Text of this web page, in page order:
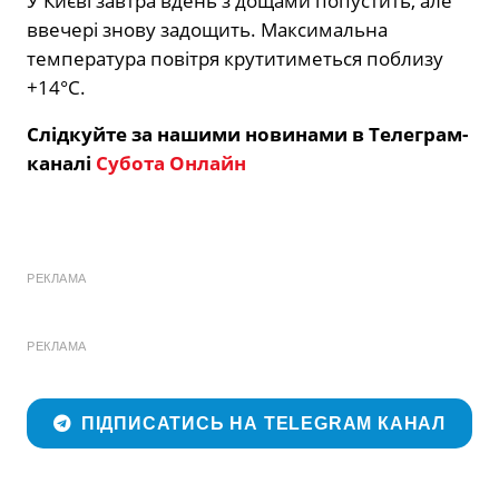
ввечері знову задощить. Максимальна
температура повітря крутитиметься поблизу
+14°C.
Слідкуйте за нашими новинами в Телеграм-
каналі Субота Онлайн
РЕКЛАМА
РЕКЛАМА
ПІДПИСАТИСЬ НА TELEGRAM КАНАЛ